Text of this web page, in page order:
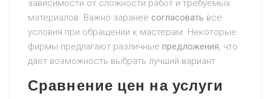
зависимости от сложности работ и требуемых
материалов. Важно заранее согласовать все
условия при обращении к мастерам. Некоторые
фирмы предлагают различные предложения, что
дает возможность выбрать лучший вариант.
Сравнение цен на услуги